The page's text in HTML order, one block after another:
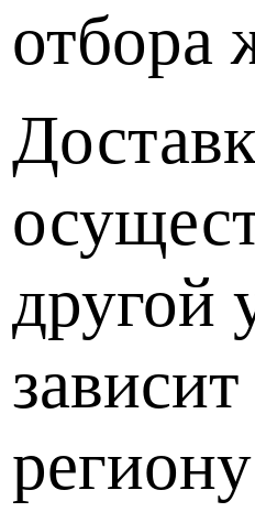
отбора
другой